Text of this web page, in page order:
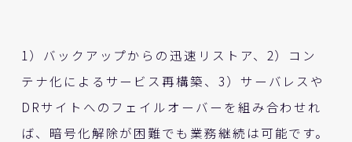
1）バックアップからの迅速リストア、2）コン
テナ化によるサービス再構築、3）サーバレスや
DRサイトへのフェイルオーバーを組み合わせれ
ば、暗号化解除が困難でも業務継続は可能です。